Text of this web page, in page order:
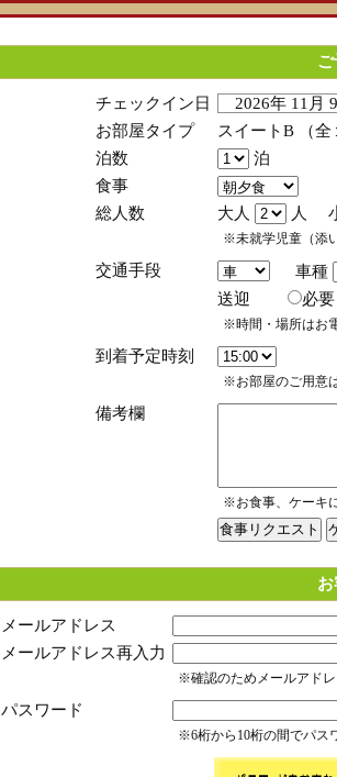
チェックイン日
2026年 11
お部屋タイプ
スイートB （
泊数
泊
食事
総人数
大人 人
※未就学児童（添
交通手段
車種
送迎
※時間・場所はお
到着予定時刻
※お部屋のご用意
備考欄
※お食事、ケーキ
メールアドレス
メールアドレス再入力
※確認のためメールアド
パスワード
※6桁から10桁の間でパス